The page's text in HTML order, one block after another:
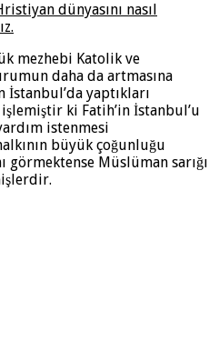
dünyasını nasıl
mezhebi Katolik ve
daha da artmasına
İstanbul’da yaptıkları
ki Fatih’in İstanbul’u
istenmesi
büyük çoğunluğu
görmektense Müslüman sarığı